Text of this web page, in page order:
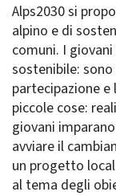
Alps2030 si
alpino e di
comuni. I
sostenibile:
partecipazione e
piccole cose:
giovani
avviare il
un progetto
al tema degli